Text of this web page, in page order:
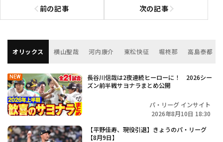
前の記事
前の記事へ 次の記事次の記事へ
オリックス 横山聖哉 河内康介 東松快征 堀柊那 高島泰都
NEW
長谷川信哉は2夜連続ヒーローに！ 2026シー
ズン前半戦サヨナラまとめ公開
パ・リーグ インサイト
2026年8月10日 18:30
【平野佳寿、現役引退】きょうのパ・リーグ
【8月9日】